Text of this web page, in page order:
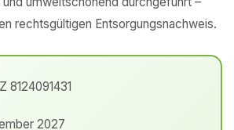
rechtsgültigen Entsorgungsnachweis.
Z 8124091431
2027